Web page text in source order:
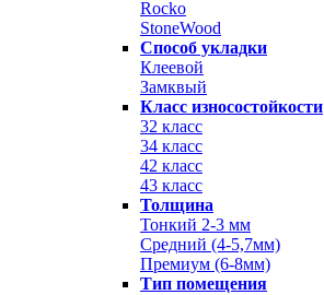
Rocko
StoneWood
Способ укладки
Клеевой
Замквый
Класс износостойкости
32 класс
34 класс
42 класс
43 класс
Толщина
Тонкий 2-3 мм
Средний (4-5,7мм)
Премиум (6-8мм)
Тип помещения